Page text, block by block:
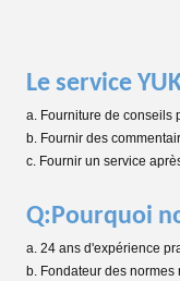
Le service
a. Fourniture de conseils
b. Fournir des
c. Fournir un service
Q:Pourquoi
a. 24 ans d'expérience
b. Fondateur des